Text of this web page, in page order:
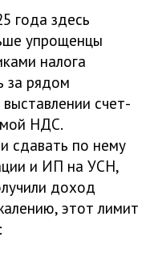
года здесь
упрощенцы
налога
за рядом
счет-
НДС.
сдавать по нему
и ИП на УСН,
доход
этот лимит